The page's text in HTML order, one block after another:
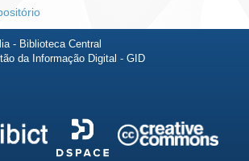
- Biblioteca Central
da Informação Digital - GID